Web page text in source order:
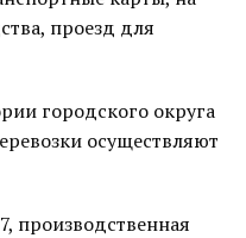
проезд для
городского округа
осуществляют